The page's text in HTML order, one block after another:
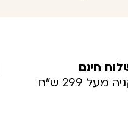
חינם
מעל 299 ש”ח